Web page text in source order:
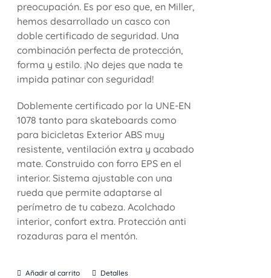
preocupación. Es por eso que, en Miller,
hemos desarrollado un casco con
doble certificado de seguridad. Una
combinación perfecta de protección,
forma y estilo. ¡No dejes que nada te
impida patinar con seguridad!
Doblemente certificado por la UNE-EN
1078 tanto para skateboards como
para bicicletas Exterior ABS muy
resistente, ventilación extra y acabado
mate. Construido con forro EPS en el
interior. Sistema ajustable con una
rueda que permite adaptarse al
perímetro de tu cabeza. Acolchado
interior, confort extra. Protección anti
rozaduras para el mentón.
Añadir al carrito Detalles